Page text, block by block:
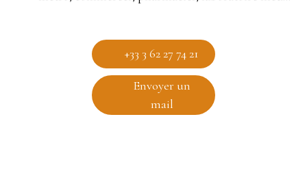
+33 3 62 27 74 21
Envoyer un
mail